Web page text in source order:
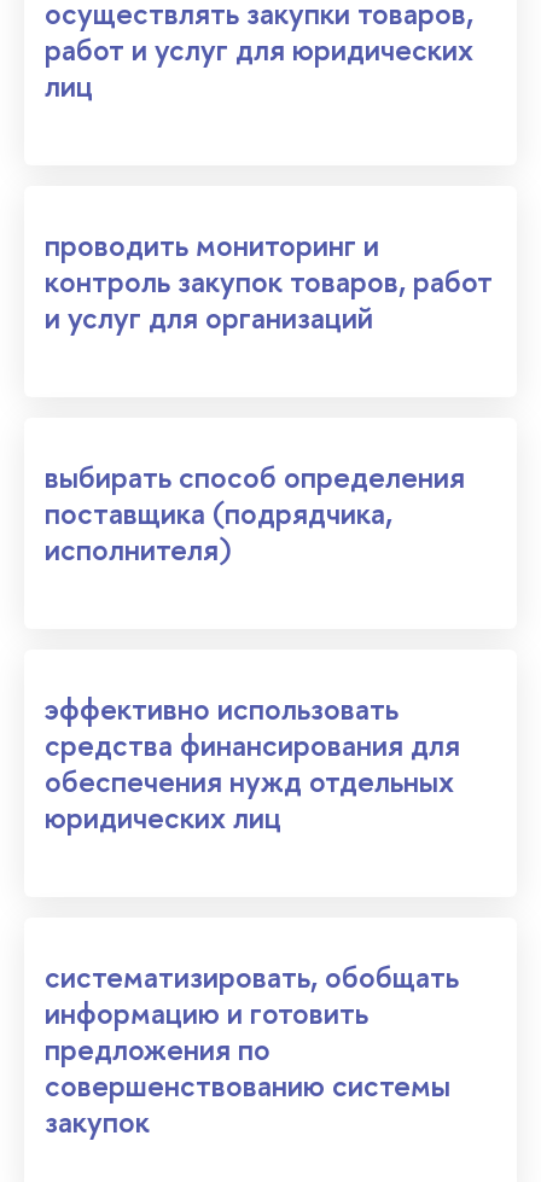
осуществлять закупки товаров,
работ и услуг для юридических
лиц
проводить мониторинг и
контроль закупок товаров, работ
и услуг для организаций
выбирать способ определения
поставщика (подрядчика,
исполнителя)
эффективно использовать
средства финансирования для
обеспечения нужд отдельных
юридических лиц
систематизировать, обобщать
информацию и готовить
предложения по
совершенствованию системы
закупок